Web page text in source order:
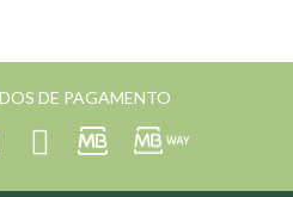
DE PAGAMENTO